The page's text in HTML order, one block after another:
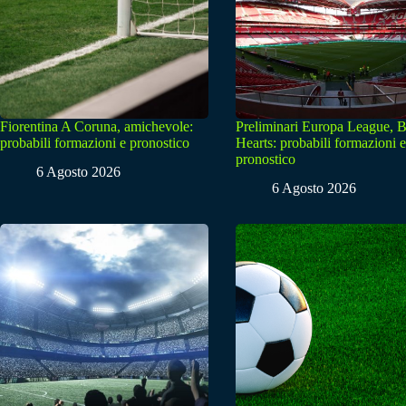
Fiorentina A Coruna, amichevole:
probabili formazioni e pronostico
6 Agosto 2026
Preliminari Europa League,
Hearts: probabili formazioni e
pronostico
6 Agosto 2026